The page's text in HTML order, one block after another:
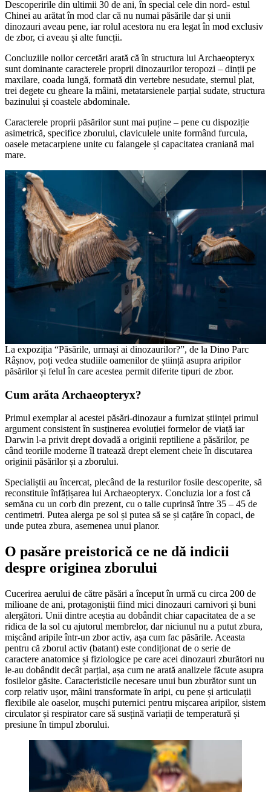
Descoperirile din ultimii 30 de ani, în special cele din nord- estul
Chinei au arătat în mod clar că nu numai păsările dar și unii
dinozauri aveau pene, iar rolul acestora nu era legat în mod exclusiv
de zbor, ci aveau și alte funcții.
Concluziile noilor cercetări arată că în structura lui Archaeopteryx
sunt dominante caracterele proprii dinozaurilor teropozi – dinții pe
maxilare, coada lungă, formată din vertebre nesudate, sternul plat,
trei degete cu gheare la mâini, metatarsienele parțial sudate, structura
bazinului și coastele abdominale.
Caracterele proprii păsărilor sunt mai puține – pene cu dispoziție
asimetrică, specifice zborului, claviculele unite formând furcula,
oasele metacarpiene unite cu falangele și capacitatea craniană mai
mare.
La expoziția “Păsările, urmași ai dinozaurilor?”, de la Dino Parc
Râșnov, poți vedea studiile oamenilor de știință asupra aripilor
păsărilor și felul în care acestea permit diferite tipuri de zbor.
Cum arăta Archaeopteryx?
Primul exemplar al acestei păsări-dinozaur a furnizat științei primul
argument consistent în susținerea evoluției formelor de viață iar
Darwin l-a privit drept dovadă a originii reptiliene a păsărilor, pe
când teoriile moderne îl tratează drept element cheie în discutarea
originii păsărilor și a zborului.
Specialiștii au încercat, plecând de la resturilor fosile descoperite, să
reconstituie înfățișarea lui Archaeopteryx. Concluzia lor a fost că
semăna cu un corb din prezent, cu o talie cuprinsă între 35 – 45 de
centimetri. Putea alerga pe sol și putea să se și cațăre în copaci, de
unde putea zbura, asemenea unui planor.
O pasăre preistorică ce ne dă indicii
despre originea zborului
Cucerirea aerului de către păsări a început în urmă cu circa 200 de
milioane de ani, protagoniștii fiind mici dinozauri carnivori și buni
alergători. Unii dintre aceștia au dobândit chiar capacitatea de a se
ridica de la sol cu ajutorul membrelor, dar niciunul nu a putut zbura,
mișcând aripile într-un zbor activ, așa cum fac păsările. Aceasta
pentru că zborul activ (batant) este condiționat de o serie de
caractere anatomice și fiziologice pe care acei dinozauri zburători nu
le-au dobândit decât parțial, așa cum ne arată analizele făcute asupra
fosilelor găsite. Caracteristicile necesare unui bun zburător sunt un
corp relativ ușor, mâini transformate în aripi, cu pene și articulații
flexibile ale oaselor, mușchi puternici pentru mișcarea aripilor, sistem
circulator și respirator care să susțină variații de temperatură și
presiune în timpul zborului.